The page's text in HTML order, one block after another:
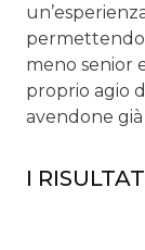
permettendo
meno senior
proprio agio
avendone
I